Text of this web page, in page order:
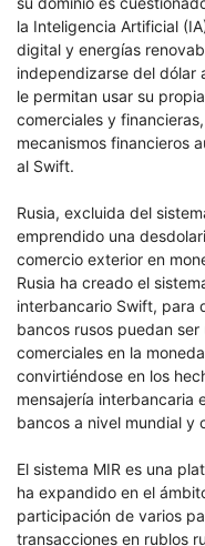
la Inteligencia Artificial
digital y energías
independizarse del dólar
le permitan usar su
comerciales y
mecanismos financieros
al Swift.
Rusia, excluida del
emprendido una
comercio exterior en
Rusia ha creado el
interbancario Swift, para
bancos rusos puedan
comerciales en la
convirtiéndose en los
mensajería interbancaria
bancos a nivel mundial y
El sistema MIR es una
ha expandido en el
participación de varios
transacciones en rublos